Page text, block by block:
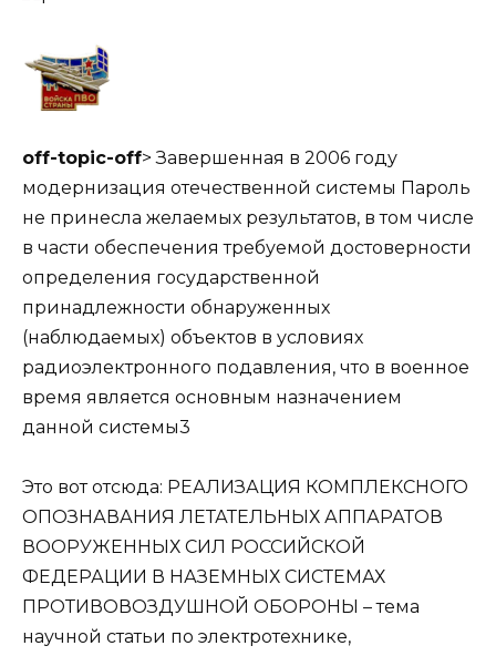
off-topic-off> Завершенная в 2006 году
модернизация отечественной системы Пароль
не принесла желаемых результатов, в том числе
в части обеспечения требуемой достоверности
определения государственной
принадлежности обнаруженных
(наблюдаемых) объектов в условиях
радиоэлектронного подавления, что в военное
время является основным назначением
данной системы3
Это вот отсюда: РЕАЛИЗАЦИЯ КОМПЛЕКСНОГО
ОПОЗНАВАНИЯ ЛЕТАТЕЛЬНЫХ АППАРАТОВ
ВООРУЖЕННЫХ СИЛ РОССИЙСКОЙ
ФЕДЕРАЦИИ В НАЗЕМНЫХ СИСТЕМАХ
ПРОТИВОВОЗДУШНОЙ ОБОРОНЫ – тема
научной статьи по электротехнике,